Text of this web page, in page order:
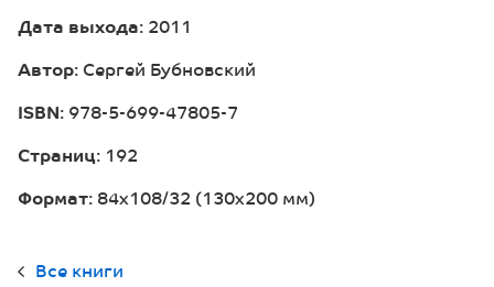
Дата выхода: 2011
Автор: Сергей Бубновский
ISBN: 978-5-699-47805-7
Страниц: 192
Формат: 84x108/32 (130х200 мм)
Все книги